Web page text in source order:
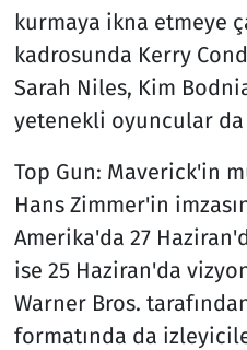
kurmaya ikna etmeye
kadrosunda Kerry
Sarah Niles, Kim
yetenekli oyuncular da
Top Gun: Maverick'in
Hans Zimmer'in
Amerika'da 27
ise 25 Haziran'da
Warner Bros.
formatında da